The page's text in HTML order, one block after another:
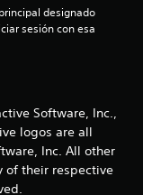
designado
sesión con esa
Software, Inc.,
logos are all
Inc. All other
of their respective